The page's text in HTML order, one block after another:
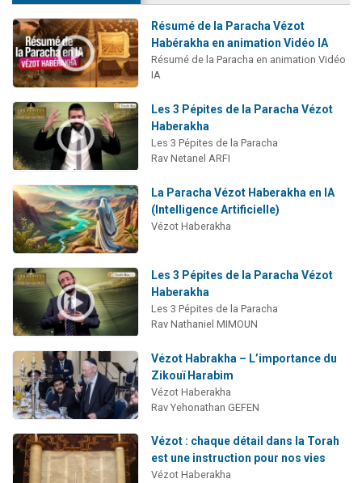
Résumé de la Paracha Vézot
Habérakha en animation Vidéo IA
Résumé de la Paracha en animation Vidéo
IA
Les 3 Pépites de la Paracha Vézot
Haberakha
Les 3 Pépites de la Paracha
Rav Netanel ARFI
La Paracha Vézot Haberakha en IA
(Intelligence Artificielle)
Vézot Haberakha
Les 3 Pépites de la Paracha Vézot
Haberakha
Les 3 Pépites de la Paracha
Rav Nathaniel MIMOUN
Vézot Habrakha – L’importance du
Zikouï Harabim
Vézot Haberakha
Rav Yehonathan GEFEN
Vézot : chaque détail dans la Torah
est une instruction pour nos vies
Vézot Haberakha